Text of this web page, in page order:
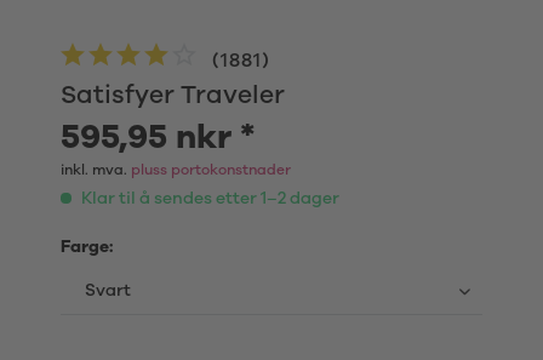
Satisfyer Traveler
(1881 )
595,95 nkr *
inkl. mva. pluss portokonstnader
Klar til å sendes etter 1–2 dager
Farge: